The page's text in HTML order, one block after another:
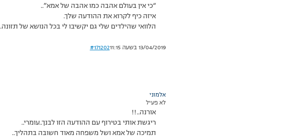
“כי אין בעולם אהבה כמו אהבה של אמא”..
איזה כיף לקרוא את ההודעה שלך.
הלוואי שהילדים שלי גם יקשיבו לי בכל הנושא של תזונה.
13/04/2019 בשעה 11:15 #171202
אלמוני
לא פעיל
אורנה..!!
ריגשת אותי בטירוף עם ההודעה הזו לבנך..עומרי..
תמיכה של אמא ושל משפחה מאוד חשובה בתהליך..